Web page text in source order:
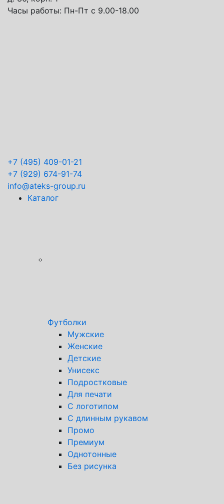
Часы работы: Пн-Пт с 9.00-18.00
+7 (495) 409-01-21
+7 (929) 674-91-74
info@ateks-group.ru
Каталог
Футболки
Мужские
Женские
Детские
Унисекс
Подростковые
Для печати
С логотипом
С длинным рукавом
Промо
Премиум
Однотонные
Без рисунка